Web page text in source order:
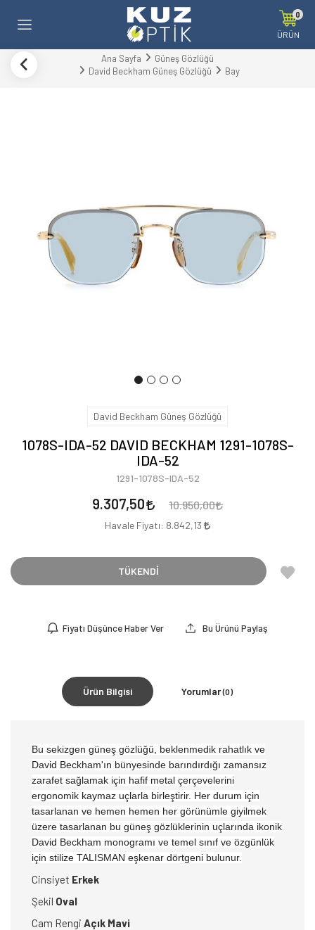
0
ÜRÜN
Ana Sayfa
Güneş Gözlüğü
David Beckham Güneş Gözlüğü
Bay
David Beckham Güneş Gözlüğü
1078S-IDA-52 DAVID BECKHAM 1291-1078S-
IDA-52
1291-1078S-IDA-52
9.307,50 10.950,00
Havale Fiyatı: 8.842,13
TÜKENDİ
Fiyatı Düşünce Haber Ver Bu Ürünü Paylaş
Ürün Bilgisi Yorumlar(0)
Bu sekizgen güneş gözlüğü, beklenmedik rahatlık ve
David Beckham'ın bünyesinde barındırdığı zamansız
zarafet sağlamak için hafif metal çerçevelerini
ergonomik kaymaz uçlarla birleştirir. Her durum için
tasarlanan ve hemen hemen her görünümle giyilmek
üzere tasarlanan bu güneş gözlüklerinin uçlarında ikonik
David Beckham monogramı ve temel sınıf ve özgünlük
için stilize TALISMAN eşkenar dörtgeni bulunur.
Cinsiyet Erkek
Şekil Oval
Cam Rengi Açık Mavi